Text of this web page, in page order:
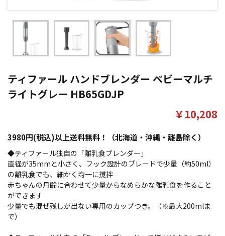
ティファール ハンドブレンダー ベビーマルチ
ライトグレー HB65GDJP
3980円(税込)以上送料無料！（北海道・沖縄・離島除く）
￥10,208
◆ティファール独自の「離乳食ブレンダー」
直径が35mmと小さく、フック設計のブレードで少量（約50ml）
の離乳食でも、細かく均一に撹拌
赤ちゃんの月齢に合わせて少量からなめらかな離乳食を作ること
ができます
少量でも混ぜ残しが出ない専用のカップつき。（※最大200mlま
で）